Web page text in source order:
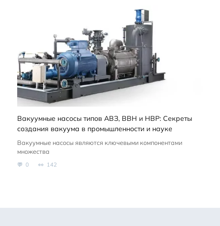
Вакуумные насосы типов АВЗ, ВВН и НВР: Секреты
создания вакуума в промышленности и науке
Вакуумные насосы являются ключевыми компонентами
множества
0 142